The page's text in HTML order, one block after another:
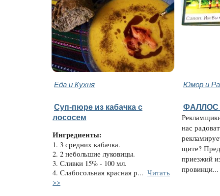
Еда и Кухня Юмор и
Суп-пюре из кабачка с
лососем
Ингредиенты:
1. 3 средних кабачка.
2. 2 небольшие луковицы.
3. Сливки 15% - 100 мл.
4. Слабосольная красная р... Читать
>>
ФАЛЛОС
нас
щите?
приезжий
провинци...